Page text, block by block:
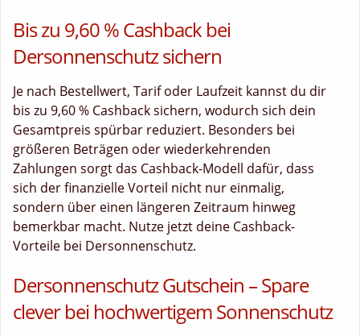
Bis zu 9,60 % Cashback bei
Dersonnenschutz sichern
Je nach Bestellwert, Tarif oder Laufzeit kannst du dir
bis zu 9,60 % Cashback sichern, wodurch sich dein
Gesamtpreis spürbar reduziert. Besonders bei
größeren Beträgen oder wiederkehrenden
Zahlungen sorgt das Cashback-Modell dafür, dass
sich der finanzielle Vorteil nicht nur einmalig,
sondern über einen längeren Zeitraum hinweg
bemerkbar macht. Nutze jetzt deine Cashback-
Vorteile bei Dersonnenschutz.
Dersonnenschutz Gutschein – Spare
clever bei hochwertigem Sonnenschutz